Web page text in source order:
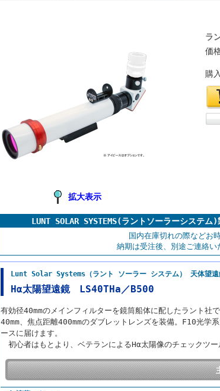
拡大表示
ラ
価
購
LUNT SOLAR SYSTEMS(ラントソーラーシステ
国内在庫切れの際などお
納期は受注後、別途ご連絡い
Lunt Solar Systems（ラント ソーラー システム） 天体望遠
Hα太陽望遠鏡 LS40THa／B500
有効径40mmのメインフィルターを鏡筒船体に配したラント
40mm、焦点距離400mmのダブレットレンズを装備。F10光
ースに届けます。
初心者はもとより、ベテランによるHα太陽像のチェックツー